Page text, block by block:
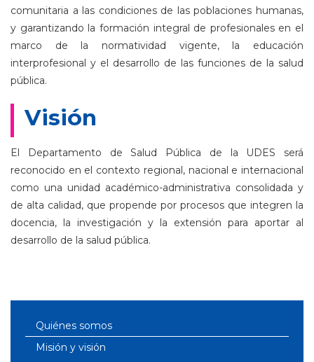
comunitaria a las condiciones de las poblaciones humanas,
y garantizando la formación integral de profesionales en el
marco de la normatividad vigente, la educación
interprofesional y el desarrollo de las funciones de la salud
pública.
Visión
El Departamento de Salud Pública de la UDES será
reconocido en el contexto regional, nacional e internacional
como una unidad académico-administrativa consolidada y
de alta calidad, que propende por procesos que integren la
docencia, la investigación y la extensión para aportar al
desarrollo de la salud pública.
Quiénes somos
Misión y visión